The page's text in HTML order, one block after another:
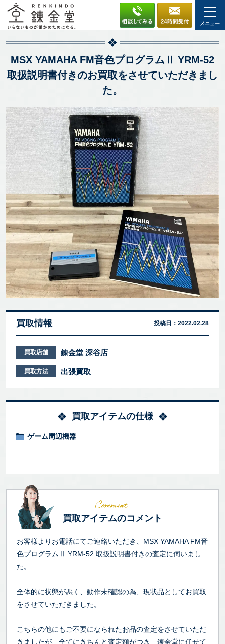
メニュー
MSX YAMAHA FM音色プログラムⅡ YRM-52
取扱説明書付きのお買取をさせていただきまし
た。
買取情報 投稿日： 2022.02.28
買取店舗 錬金堂 深谷店
買取方法 出張買取
買取アイテムの仕様
ゲーム周辺機器
買取アイテムのコメント
お客様よりお電話にてご連絡いただき、MSX YAMAHA FM音
色プログラムⅡ YRM-52 取扱説明書付きの査定に伺いまし
た。
全体的に状態が悪く、動作未確認の為、現状品としてお買取
をさせていただきました。
こちらの他にもご不要になられたお品の査定をさせていただ
きましたが、全てにきちんと査定額がつき、錬金堂に任せて